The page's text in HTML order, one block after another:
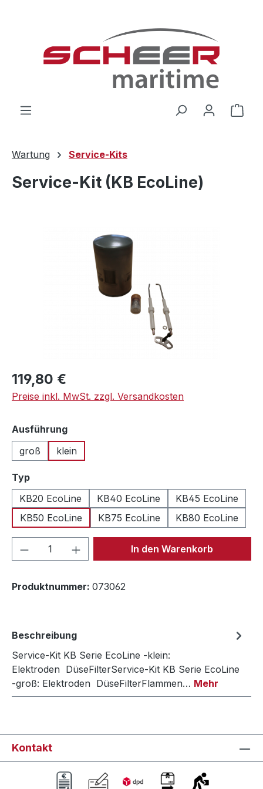
Wartung Service-Kits
Service-Kit (KB EcoLine)
Bildergalerie überspringen
Regulärer Preis:
119,80 €
Preise inkl. MwSt. zzgl. Versandkosten
Ausführungauswählen
groß
klein
Typauswählen
KB20 EcoLine
KB40 EcoLine
KB45 EcoLine
KB50 EcoLine
KB75 EcoLine KB80 EcoLine
Produkt Anzahl: Gib denIn den Warenkorb
Produktnummer: 073062
Beschreibung
Service-Kit KB Serie EcoLine -klein:
Elektroden DüseFilterService-Kit KB Serie EcoLine
-groß: Elektroden DüseFilterFlammen… Mehr
Kontakt